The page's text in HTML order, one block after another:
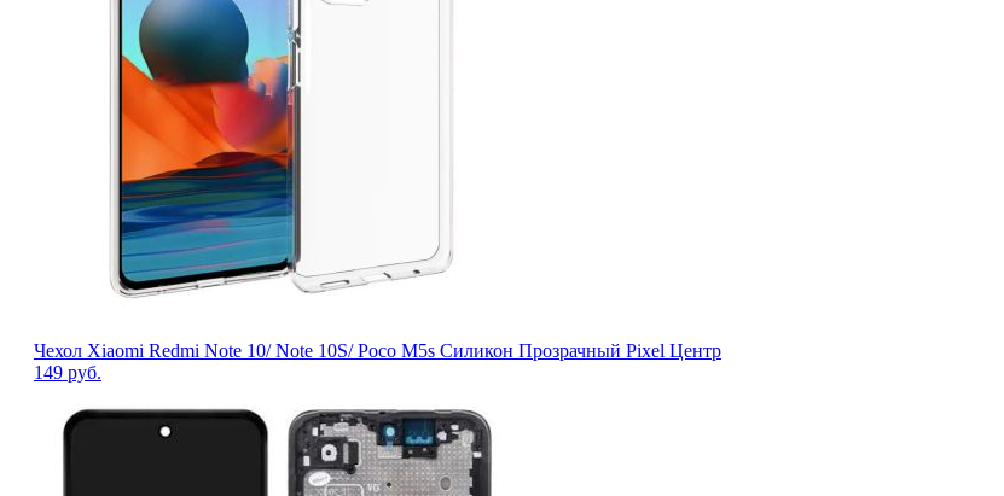
Чехол Xiaomi Redmi Note 10/ Note 10S/ Poco M5s Силикон Прозрачный Pixel Центр
149 руб.